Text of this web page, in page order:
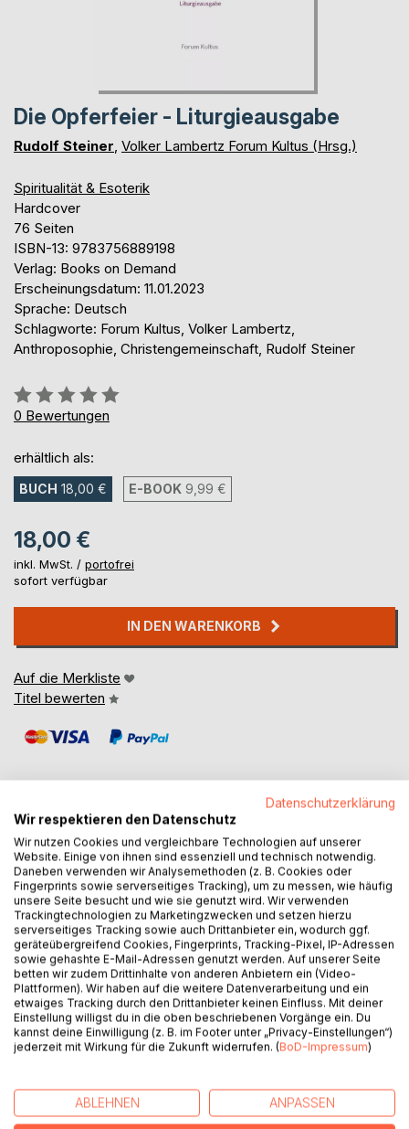
Die Opferfeier - Liturgieausgabe
Rudolf Steiner Volker Lambertz Forum Kultus (Hrsg.)
Spiritualität & Esoterik
Hardcover
76 Seiten
ISBN-13: 9783756889198
Verlag: Books on Demand
Erscheinungsdatum: 11.01.2023
Sprache: Deutsch
Schlagworte: Forum Kultus, Volker Lambertz,
Anthroposophie, Christengemeinschaft, Rudolf Steiner
Bewertung::
0%
0 Bewertungen
erhältlich als:
BUCH 18,00 € E-BOOK 9,99 €
18,00 €
inkl. MwSt. / portofrei
sofort verfügbar
IN DEN WARENKORB
Auf die Merkliste
Titel bewerten
BESCHREIBUNG
Der Text der überkonfessionellen, freien christlichen
"Opferfeier", in der Fassung Rudolf Steiners, mit den
Angaben der Perikopen-Stellen für die wöchentliche
Evangelienlesung; für die liturgische Verwendung.
AUTOR/IN
PRESSESTIMMEN
REZENSIONEN
Datenschutzerklärung
Wir respektieren den Datenschutz
Wir nutzen Cookies und vergleichbare Technologien auf unserer
Website. Einige von ihnen sind essenziell und technisch notwendig.
Daneben verwenden wir Analysemethoden (z. B. Cookies oder
Fingerprints sowie serverseitiges Tracking), um zu messen, wie häufig
unsere Seite besucht und wie sie genutzt wird. Wir verwenden
Trackingtechnologien zu Marketingzwecken und setzen hierzu
serverseitiges Tracking sowie auch Drittanbieter ein, wodurch ggf.
geräteübergreifend Cookies, Fingerprints, Tracking-Pixel, IP-Adressen
sowie gehashte E-Mail-Adressen genutzt werden. Auf unserer Seite
betten wir zudem Drittinhalte von anderen Anbietern ein (Video-
Plattformen). Wir haben auf die weitere Datenverarbeitung und ein
etwaiges Tracking durch den Drittanbieter keinen Einfluss. Mit deiner
Einstellung willigst du in die oben beschriebenen Vorgänge ein. Du
kannst deine Einwilligung (z. B. im Footer unter „Privacy-Einstellungen“)
jederzeit mit Wirkung für die Zukunft widerrufen. (BoD-Impressum)
ABLEHNEN ANPASSEN